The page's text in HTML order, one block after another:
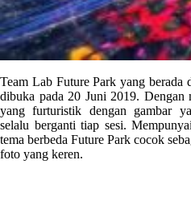
Team Lab Future Park yang berada
dibuka pada 20 Juni 2019. Dengan
yang furturistik dengan gambar
selalu berganti tiap sesi.
tema berbeda Future Park cocok
foto yang keren.